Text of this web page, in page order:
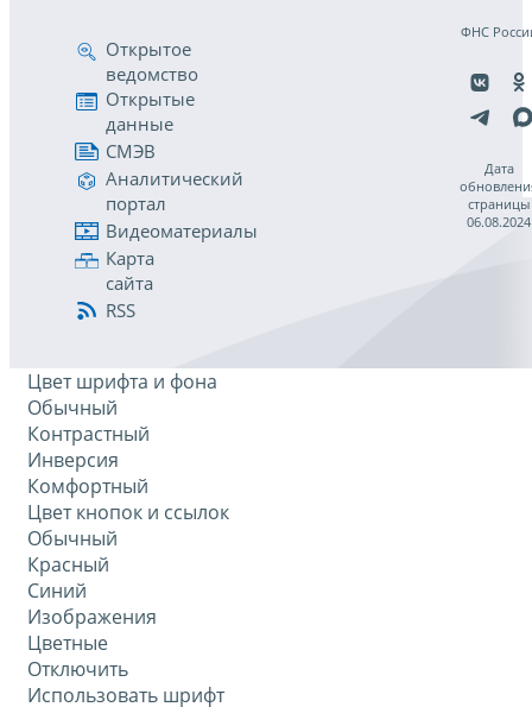
Открытое
ведомство
Открытые
данные
СМЭВ
Аналитический
портал
Видеоматериалы
Карта
сайта
RSS
ФНС
Дата
страницы
06.08.2024
Цвет шрифта и фона
Обычный
Контрастный
Инверсия
Комфортный
Цвет кнопок и ссылок
Обычный
Красный
Синий
Изображения
Цветные
Отключить
Использовать шрифт